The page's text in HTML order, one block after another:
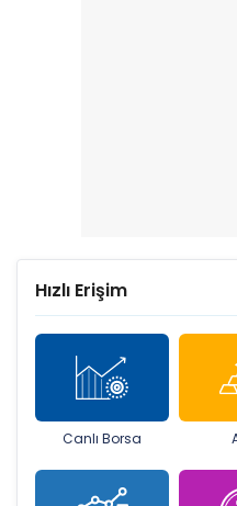
Hızlı Erişim
Canlı Borsa